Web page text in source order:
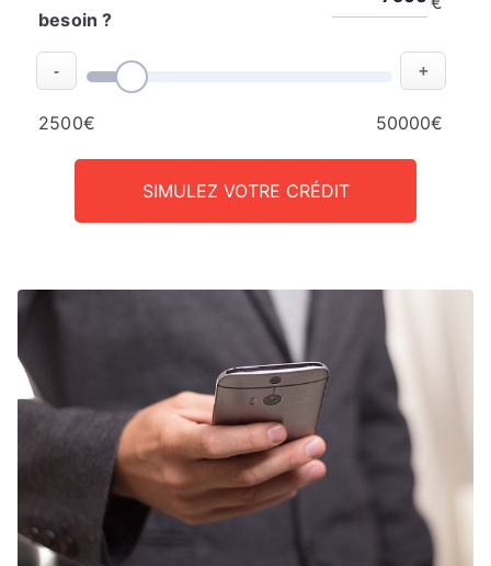
besoin ?
- +
2500€ 50000€
SIMULEZ VOTRE CRÉDIT